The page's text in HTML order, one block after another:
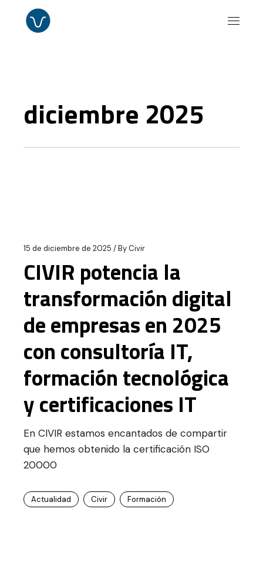
content
diciembre 2025
15 de diciembre de 2025 ByCivir
CIVIR potencia la
transformación digital
de empresas en 2025
con consultoría IT,
formación tecnológica
y certificaciones IT
En CIVIR estamos encantados de compartir
que hemos obtenido la certificación ISO
20000
Actualidad Civir Formación